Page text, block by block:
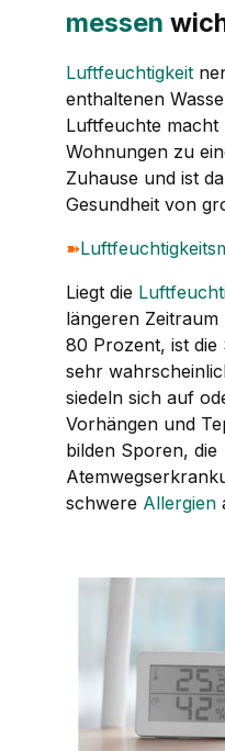
messen
Luftfeuchtigkeit
enthaltenen
Luftfeuchte macht
Wohnungen zu
Zuhause und ist
Gesundheit von
➽
Liegt die
längeren Zeitraum
80 Prozent, ist die
sehr
siedeln sich auf
Vorhängen und
bilden Sporen, die
schwere Allergien